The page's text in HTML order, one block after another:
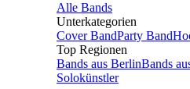
Alle Bands
Unterkategorien
Cover BandParty Band
Top Regionen
Bands aus BerlinBands
Solokünstler